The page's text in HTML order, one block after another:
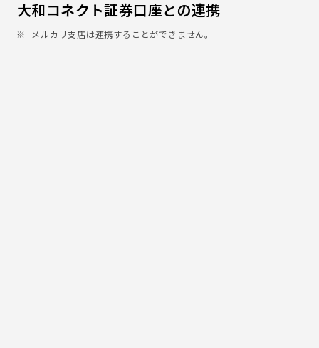
大和コネクト証券口座との連携
メルカリ支店は連携することができません。